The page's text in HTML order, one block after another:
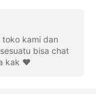
kami dan
bisa chat
kak ❤️